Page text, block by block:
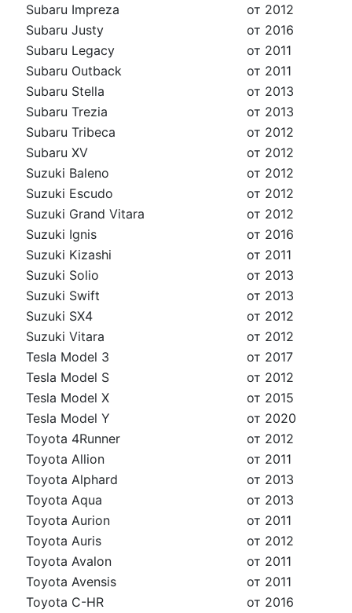
Subaru Impreza
от 2012
Subaru Justy
от 2016
Subaru Legacy
от 2011
Subaru Outback
от 2011
Subaru Stella
от 2013
Subaru Trezia
от 2013
Subaru Tribeca
от 2012
Subaru XV
от 2012
Suzuki Baleno
от 2012
Suzuki Escudo
от 2012
Suzuki Grand Vitara
от 2012
Suzuki Ignis
от 2016
Suzuki Kizashi
от 2011
Suzuki Solio
от 2013
Suzuki Swift
от 2013
Suzuki SX4
от 2012
Suzuki Vitara
от 2012
Tesla Model 3
от 2017
Tesla Model S
от 2012
Tesla Model X
от 2015
Tesla Model Y
от 2020
Toyota 4Runner
от 2012
Toyota Allion
от 2011
Toyota Alphard
от 2013
Toyota Aqua
от 2013
Toyota Aurion
от 2011
Toyota Auris
от 2012
Toyota Avalon
от 2011
Toyota Avensis
от 2011
Toyota C-HR
от 2016